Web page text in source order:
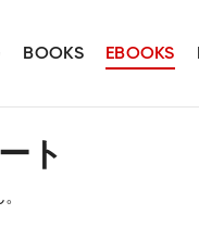
BOOKS EBOOKS
ト